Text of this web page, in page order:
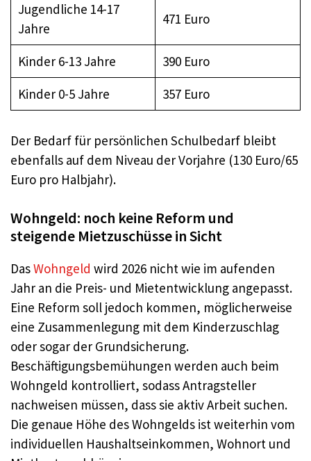
Jugendliche 14-17
Jahre
471 Euro
Kinder 6-13 Jahre
390 Euro
Kinder 0-5 Jahre
357 Euro
Der Bedarf für persönlichen Schulbedarf bleibt
ebenfalls auf dem Niveau der Vorjahre (130 Euro/65
Euro pro Halbjahr).
Wohngeld: noch keine Reform und
steigende Mietzuschüsse in Sicht
DasWohngeld wird 2026 nicht wie im aufenden
Jahr an die Preis- und Mietentwicklung angepasst.
Eine Reform soll jedoch kommen, möglicherweise
eine Zusammenlegung mit dem Kinderzuschlag
oder sogar der Grundsicherung.
Beschäftigungsbemühungen werden auch beim
Wohngeld kontrolliert, sodass Antragsteller
nachweisen müssen, dass sie aktiv Arbeit suchen.
Die genaue Höhe des Wohngelds ist weiterhin vom
individuellen Haushaltseinkommen, Wohnort und